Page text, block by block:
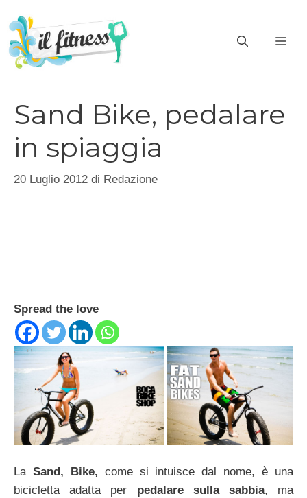
contenuto
Sand Bike, pedalare
in spiaggia
20 Luglio 2012 di Redazione
Spread the love
La Sand, Bike, come si intuisce dal nome, è una
bicicletta adatta per pedalare sulla sabbia, ma